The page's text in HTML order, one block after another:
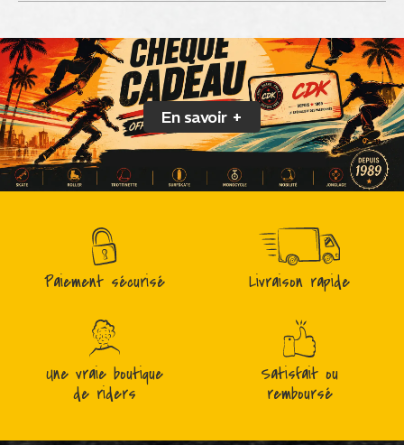
En savoir +
Paiement sécurisé Livraison rapide
Une vraie boutique
de riders
Satisfait ou
remboursé